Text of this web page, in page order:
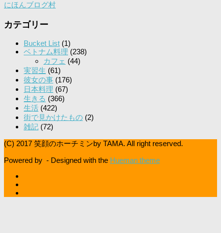
にほんブログ村
カテゴリー
Bucket List (1)
ベトナム料理 (238)
カフェ (44)
実習生 (61)
彼女の事 (176)
日本料理 (67)
生きる (366)
生活 (422)
街で見かけたもの (2)
雑記 (72)
(C) 2017 笑顔のホーチミンby TAMA. All right reserved.
Powered by - Designed with the Hueman theme